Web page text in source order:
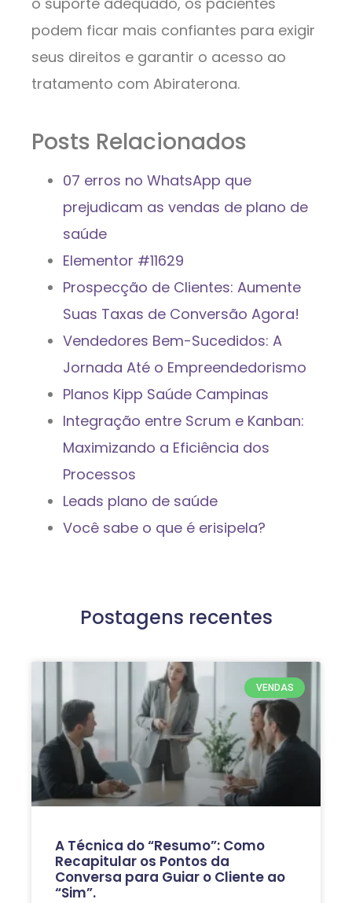
podem ficar mais confiantes para exigir
seus direitos e garantir o acesso ao
tratamento com Abiraterona.
Posts Relacionados
07 erros no WhatsApp que
prejudicam as vendas de plano de
saúde
Elementor #11629
Prospecção de Clientes: Aumente
Suas Taxas de Conversão Agora!
Vendedores Bem-Sucedidos: A
Jornada Até o Empreendedorismo
Planos Kipp Saúde Campinas
Integração entre Scrum e Kanban:
Maximizando a Eficiência dos
Processos
Leads plano de saúde
Você sabe o que é erisipela?
Postagens recentes
VENDAS
A Técnica do “Resumo”: Como
Recapitular os Pontos da
Conversa para Guiar o Cliente ao
“Sim”.